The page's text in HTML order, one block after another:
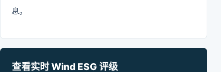
息。
查看实时 Wind ESG 评级